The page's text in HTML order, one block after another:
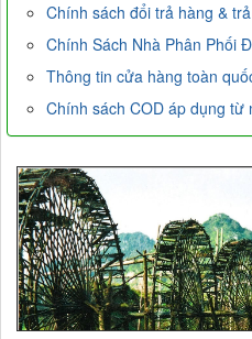
Chính sách đổi trả hàng &
Chính Sách Nhà Phân Phối
Thông tin cửa hàng toàn
Chính sách COD áp dụng từ